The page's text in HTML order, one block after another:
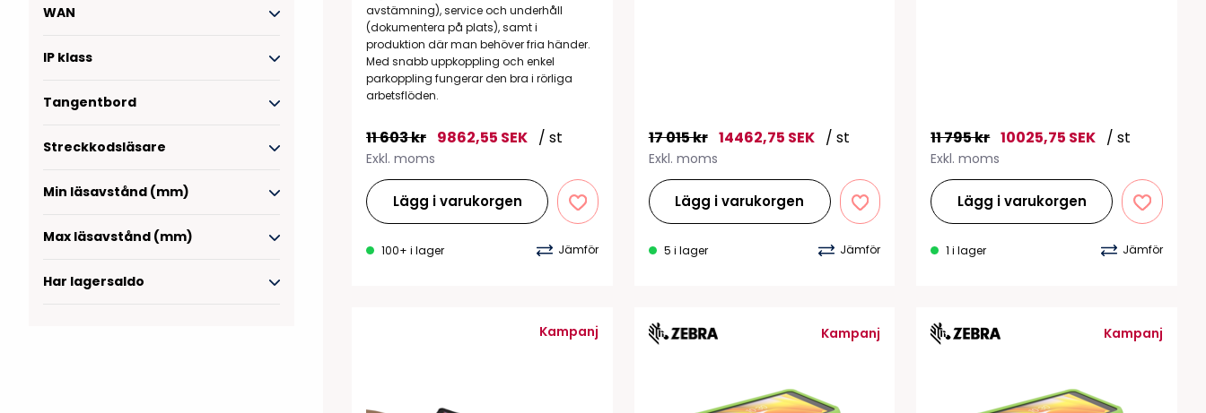
RFID antenner
RFID Streckkodsläsare
Tillbehör arbetsstationer
WAN
IP klass
Tangentbord
Streckkodsläsare
Min läsavstånd (mm)
Max läsavstånd (mm)
Har lagersaldo
avstämning), service och underhåll
(dokumentera på plats), samt i
produktion där man behöver fria händer.
Med snabb uppkoppling och enkel
parkoppling fungerar den bra i rörliga
arbetsflöden.
11 603 kr 9862,55 SEK / st
Exkl. moms
Lägg i varukorgen
100+ i lager Jämför
17 015 kr 14462,75 SEK / st
Exkl. moms
Lägg i varukorgen
5 i lager Jämför
11 795 kr 10025,75 SEK / st
Exkl. moms
Lägg i varukorgen
1 i lager Jämför
Kampanj Kampanj Kampanj